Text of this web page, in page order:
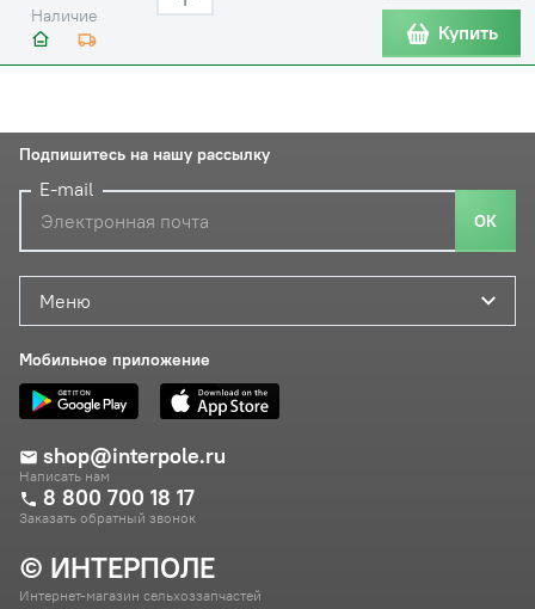
Наличие
Купить
© ИНТЕРПОЛЕ
Интернет-магазин сельхоззапчастей
Меню
Мобильное приложение
shop@interpole.ru
Написать нам
8 800 700 18 17
Заказать обратный звонок
Подпишитесь на нашу рассылку
E-mail
ОК